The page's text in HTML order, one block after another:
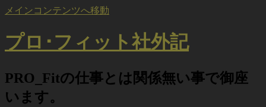
メインコンテンツへ移動
プロ･フィット社外記
PRO_Fitの仕事とは関係無い事で御座
います。